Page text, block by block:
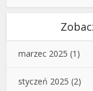
marzec 2025 (1)
styczeń 2025 (2)